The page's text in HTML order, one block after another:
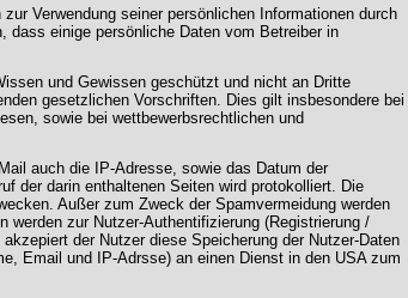
Verwendung seiner persönlichen Informationen durch
dass einige persönliche Daten vom Betreiber in
und Gewissen geschützt und nicht an Dritte
gesetzlichen Vorschriften. Dies gilt insbesondere bei
sowie bei wettbewerbsrechtlichen und
auch die IP-Adresse, sowie das Datum der
der darin enthaltenen Seiten wird protokolliert. Die
Außer zum Zweck der Spamvermeidung werden
werden zur Nutzer-Authentifizierung (Registrierung /
der Nutzer diese Speicherung der Nutzer-Daten
Email und IP-Adrsse) an einen Dienst in den USA zum